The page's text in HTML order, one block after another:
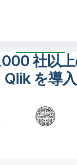
社以
Qlik を導入